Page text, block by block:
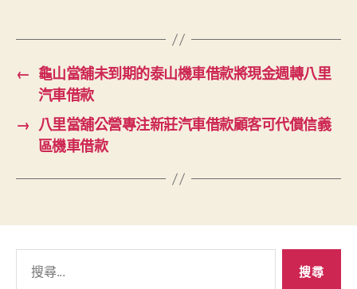
← 龜山當舖未到期的泰山機車借款將現金週轉八里
汽車借款
→ 八里當舖公營專注新莊汽車借款顧客可代償信義
區機車借款